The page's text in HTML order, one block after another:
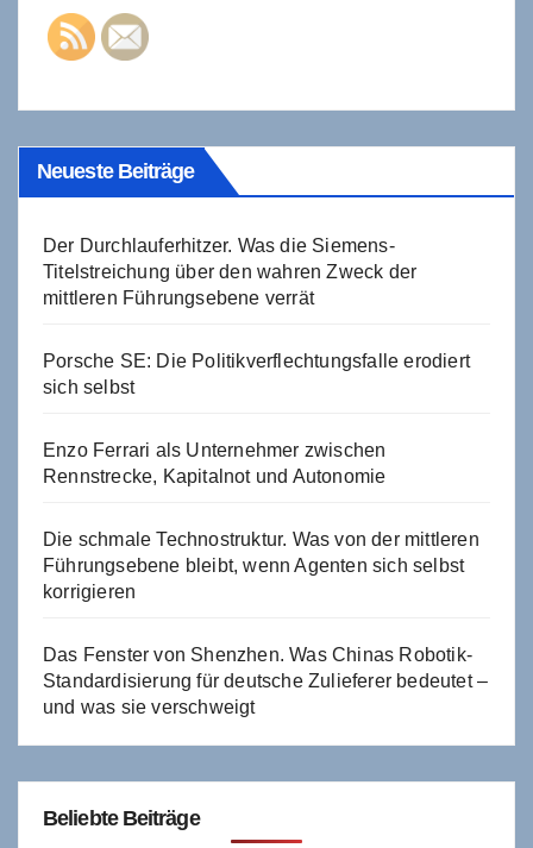
Neueste Beiträge
Der Durchlauferhitzer. Was die Siemens-
Titelstreichung über den wahren Zweck der
mittleren Führungsebene verrät
Porsche SE: Die Politikverflechtungsfalle erodiert
sich selbst
Enzo Ferrari als Unternehmer zwischen
Rennstrecke, Kapitalnot und Autonomie
Die schmale Technostruktur. Was von der mittleren
Führungsebene bleibt, wenn Agenten sich selbst
korrigieren
Das Fenster von Shenzhen. Was Chinas Robotik-
Standardisierung für deutsche Zulieferer bedeutet –
und was sie verschweigt
Beliebte Beiträge